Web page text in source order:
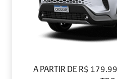
A PARTIR DE R$